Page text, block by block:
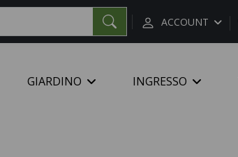
ACCOUNT
GIARDINO INGRESSO